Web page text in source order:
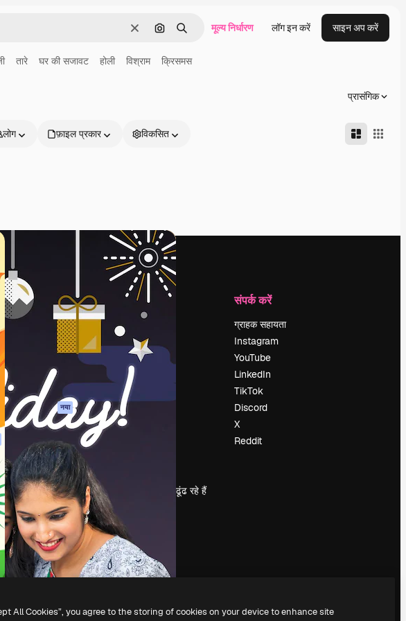
साफ़ इमेज से खोजें
खोजें मूल्य निर्धारण लॉग इन करें साइन अप करें
तारे घर की सजावट होली विश्राम क्रिसमस
प्रासंगिक
लोग फ़ाइल प्रकार विकसित
शुरू करें
Academy
दस्तावेज़ीकरण
उपयोग की शर्तें
गोपनीयता नीति
ओरिजिनल्स नया
कुकीज़ नीति
ट्रस्ट सेंटर
एफिलिएट्स
बिज़नेस
कंपनी
हमारे बारे में
रिव्यू
करियर
खोज रुझान
ब्लॉग
घटनाक्रम
magnific.ai ढूंढ रहे हैं
संपर्क करें
ग्राहक सहायता
Instagram
YouTube
LinkedIn
TikTok
Discord
X
Reddit
All Cookies”, you agree to the storing of cookies on your device to enhance site